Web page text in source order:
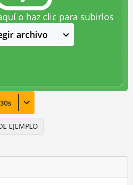
o haz clic para subirlos
archivo
30s
EJEMPLO